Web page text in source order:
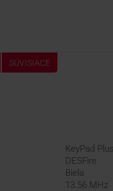
SÚVISIACE
KeyPad
DESFire
Biela
13.56 MHz